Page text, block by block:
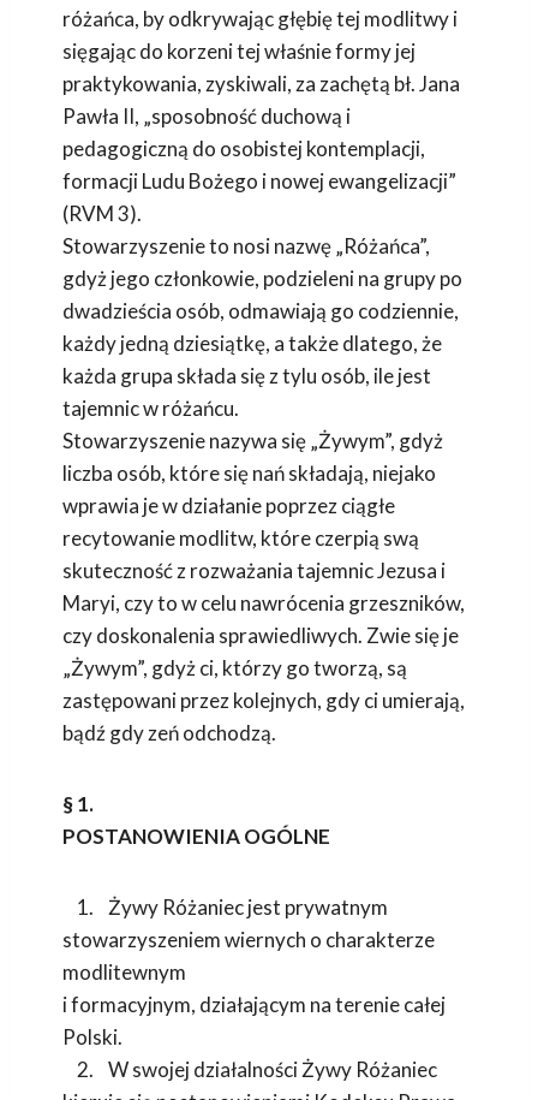
różańca, by odkrywając głębię tej modlitwy i
sięgając do korzeni tej właśnie formy jej
praktykowania, zyskiwali, za zachętą bł. Jana
Pawła II, „sposobność duchową i
pedagogiczną do osobistej kontemplacji,
formacji Ludu Bożego i nowej ewangelizacji”
(RVM 3).
Stowarzyszenie to nosi nazwę „Różańca”,
gdyż jego członkowie, podzieleni na grupy po
dwadzieścia osób, odmawiają go codziennie,
każdy jedną dziesiątkę, a także dlatego, że
każda grupa składa się z tylu osób, ile jest
tajemnic w różańcu.
Stowarzyszenie nazywa się „Żywym”, gdyż
liczba osób, które się nań składają, niejako
wprawia je w działanie poprzez ciągłe
recytowanie modlitw, które czerpią swą
skuteczność z rozważania tajemnic Jezusa i
Maryi, czy to w celu nawrócenia grzeszników,
czy doskonalenia sprawiedliwych. Zwie się je
„Żywym”, gdyż ci, którzy go tworzą, są
zastępowani przez kolejnych, gdy ci umierają,
bądź gdy zeń odchodzą.
§ 1.
POSTANOWIENIA OGÓLNE
1. Żywy Różaniec jest prywatnym
stowarzyszeniem wiernych o charakterze
modlitewnym
i formacyjnym, działającym na terenie całej
Polski.
2. W swojej działalności Żywy Różaniec